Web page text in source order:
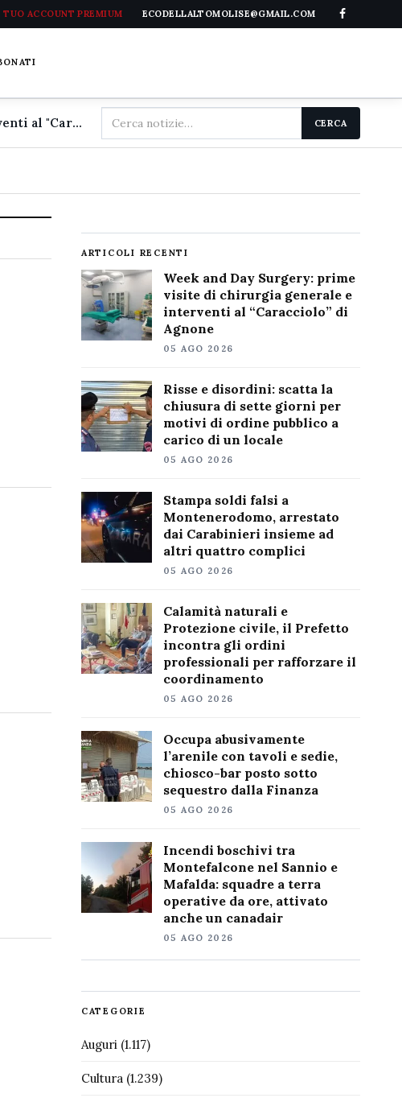
TUO ACCOUNT PREMIUM ECODELLALTOMOLISE@GMAIL.COM
Week and Day Surgery: prime visite di chirurgia generale e interventi al "Caracciolo" di Agnone
Cerca
nel
CERCA
ARTICOLI RECENTI
Week and Day Surgery: prime
visite di chirurgia generale e
interventi al “Caracciolo” di
Agnone
05 AGO 2026
Risse e disordini: scatta la
chiusura di sette giorni per
motivi di ordine pubblico a
carico di un locale
05 AGO 2026
Stampa soldi falsi a
Montenerodomo, arrestato
dai Carabinieri insieme ad
altri quattro complici
05 AGO 2026
Calamità naturali e
Protezione civile, il Prefetto
incontra gli ordini
professionali per rafforzare il
coordinamento
05 AGO 2026
Occupa abusivamente
l’arenile con tavoli e sedie,
chiosco-bar posto sotto
sequestro dalla Finanza
05 AGO 2026
Incendi boschivi tra
Montefalcone nel Sannio e
Mafalda: squadre a terra
operative da ore, attivato
anche un canadair
05 AGO 2026
CATEGORIE
Auguri(1.117)
Cultura(1.239)